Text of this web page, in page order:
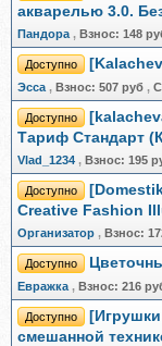
акварелью 3.0.
Пандора , Взнос: 148
Доступно
Эсса , Взнос: 507 руб ,
Доступно
Тариф Стандарт
Vlad_1234 , Взнос: 195
Доступно
Creative Fashion
Организатор , Взнос:
Доступно
Евражкa , Взнос: 216
Доступно
смешанной